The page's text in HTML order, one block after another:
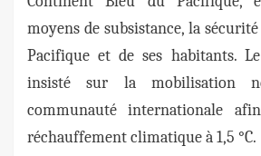
moyens de subsistance, la
Pacifique et de ses habitants.
insisté sur la mobilisation
communauté internationale
réchauffement climatique à 1,5 °C.